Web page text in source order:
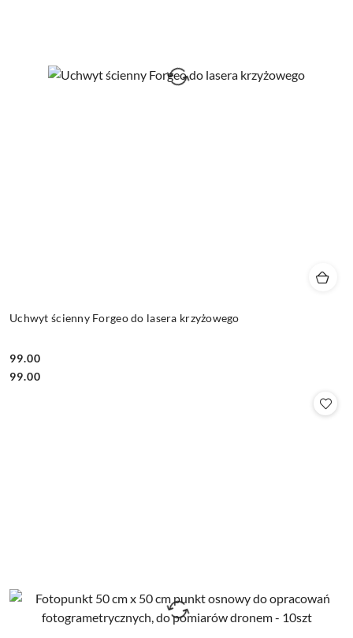
Uchwyt ścienny Forgeo do lasera krzyżowego
Cena:
99.00
Cena:
99.00